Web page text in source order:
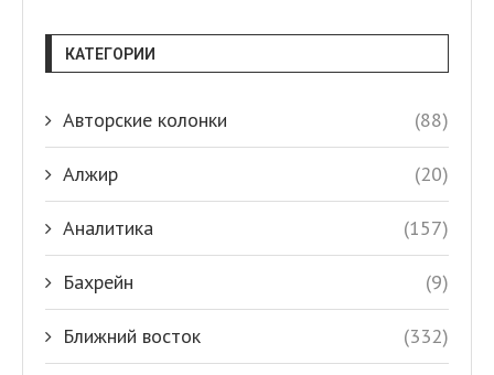
КАТЕГОРИИ
Авторские колонки (88)
Алжир (20)
Аналитика (157)
Бахрейн (9)
Ближний восток (332)